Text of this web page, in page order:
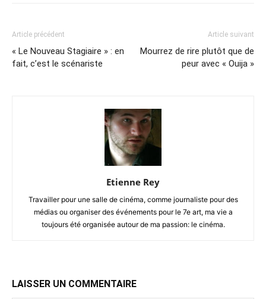
Article précédent
« Le Nouveau Stagiaire » : en
fait, c’est le scénariste
Article suivant
Mourrez de rire plutôt que de
peur avec « Ouija »
Etienne Rey
Travailler pour une salle de cinéma, comme journaliste pour des
médias ou organiser des événements pour le 7e art, ma vie a
toujours été organisée autour de ma passion: le cinéma.
LAISSER UN COMMENTAIRE